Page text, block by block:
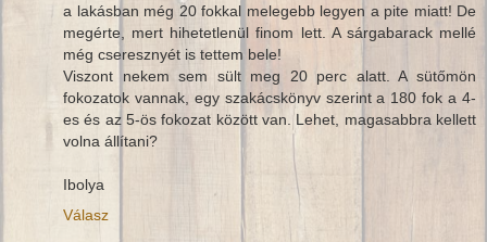
a lakásban még 20 fokkal melegebb legyen a pite miatt! De
megérte, mert hihetetlenül finom lett. A sárgabarack mellé
még cseresznyét is tettem bele!
Viszont nekem sem sült meg 20 perc alatt. A sütőmön
fokozatok vannak, egy szakácskönyv szerint a 180 fok a 4-
es és az 5-ös fokozat között van. Lehet, magasabbra kellett
volna állítani?
Ibolya
Válasz